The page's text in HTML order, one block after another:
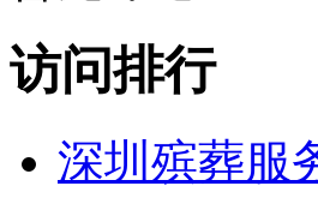
访问排行
深圳殡葬服